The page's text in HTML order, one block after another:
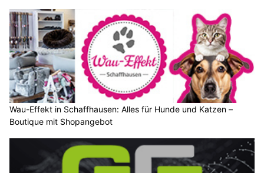
Wau-Effekt in Schaffhausen: Alles für Hunde und Katzen –
Boutique mit Shopangebot